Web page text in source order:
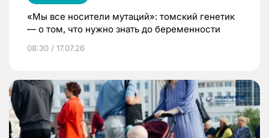
«Мы все носители мутаций»: томский генетик
— о том, что нужно знать до беременности
08:30 / 17.07.26